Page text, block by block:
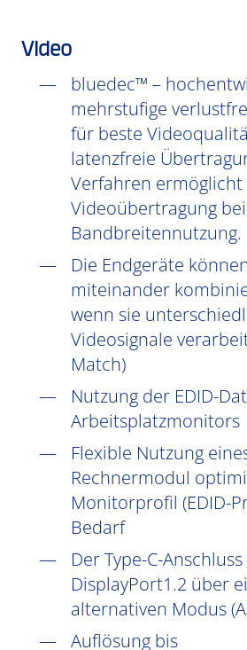
Video
bluedec™ –
mehrstufige
für beste
latenzfreie
Verfahren
Videoübertragung
Bandbreitennutzung.
Die Endgeräte
miteinander
wenn sie
Videosignale
Match)
Nutzung der EDID-
Arbeitsplatzmonitors
Flexible Nutzung
Rechnermodul
Monitorprofil (EDID-
Bedarf
Der Type-C-
DisplayPort1.2 über
alternativen Modus
Auflösung bis